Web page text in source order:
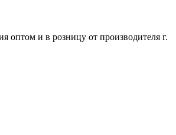
оптом и в розницу от производителя г.